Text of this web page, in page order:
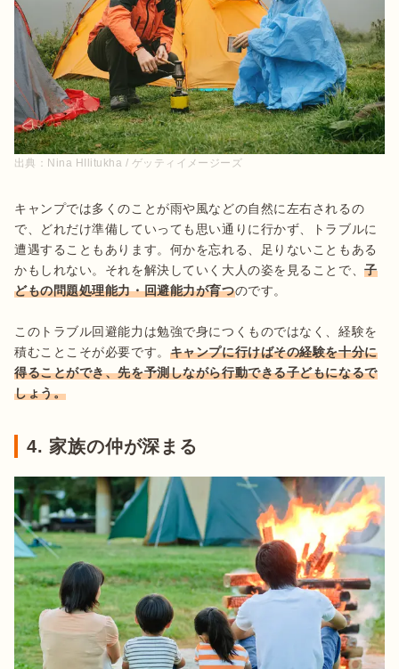
出典： Nina HIlitukha / ゲッティイメージーズ
キャンプでは多くのことが雨や風などの自然に左右されるの
で、どれだけ準備していっても思い通りに行かず、トラブルに
遭遇することもあります。何かを忘れる、足りないこともある
かもしれない。それを解決していく大人の姿を見ることで、子
どもの問題処理能力・回避能力が育つのです。
このトラブル回避能力は勉強で身につくものではなく、経験を
積むことこそが必要です。 キャンプに行けばその経験を十分に
得ることができ、先を予測しながら行動できる子どもになるで
しょう。
4. 家族の仲が深まる